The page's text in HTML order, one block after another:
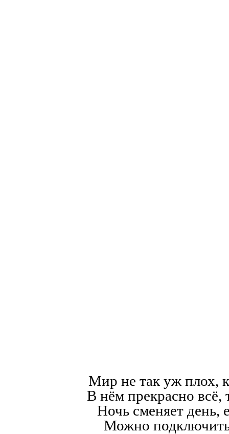
Мир не так уж плох,
В нём прекрасно всё,
Ночь сменяет день,
Можно